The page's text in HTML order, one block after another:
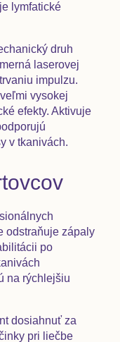
lymfatické
druh
laserovej
impulzu.
vysokej
efekty. Aktivuje
v tkanivách.
odstraňuje zápaly
po
na rýchlejšiu
dosiahnuť za
pri liečbe